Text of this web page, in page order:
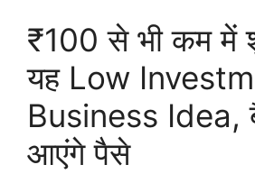
₹100 से भी कम में
यह Low
Business Idea,
आएंगे पैसे